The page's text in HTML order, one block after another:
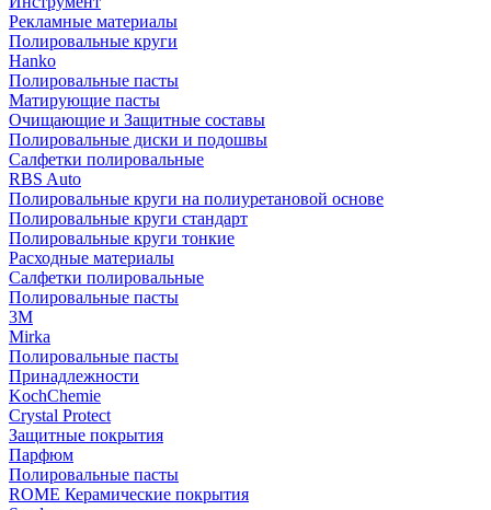
Рекламные материалы
Полировальные круги
Hanko
Полировальные пасты
Матирующие пасты
Очищающие и Защитные составы
Полировальные диски и подошвы
Салфетки полировальные
RBS Auto
Полировальные круги на полиуретановой основе
Полировальные круги стандарт
Полировальные круги тонкие
Расходные материалы
Салфетки полировальные
Полировальные пасты
3М
Mirka
Полировальные пасты
Принадлежности
KochChemie
Crystal Protect
Защитные покрытия
Парфюм
Полировальные пасты
ROME Керамические покрытия